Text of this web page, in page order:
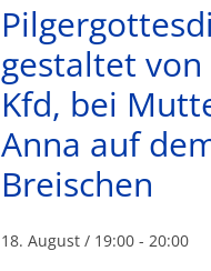
gestaltet
Kfd, bei
Anna auf
Breischen
18. August / 19:00 - 20:00